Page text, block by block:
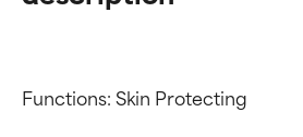
Functions: Skin Protecting